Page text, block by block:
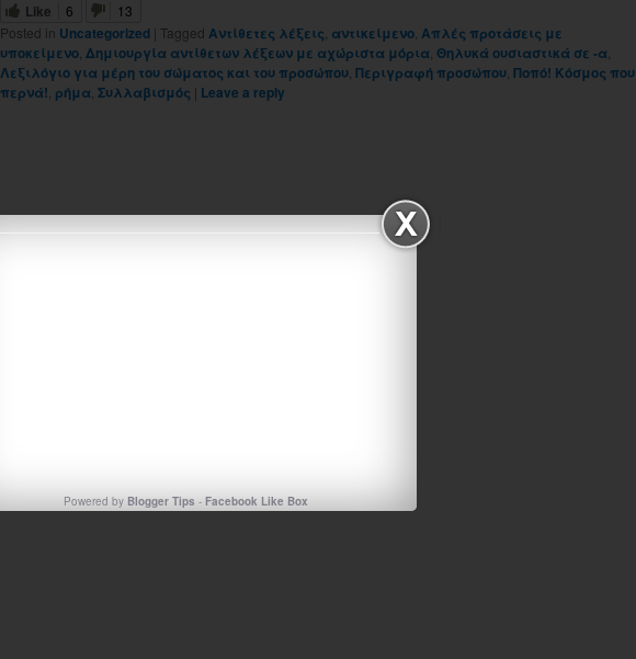
Like 6
13
Posted in Uncategorized | Tagged Αντίθετες λέξεις αντικείμενο Απλές προτάσεις με
υποκείμενο Δημιουργία αντίθετων λέξεων με αχώριστα μόρια Θηλυκά ουσιαστικά σε -α
Λεξιλόγιο για μέρη του σώματος και του προσώπου Περιγραφή προσώπου Ποπό! Κόσμος που
περνά! ρήμα Συλλαβισμός | Leave a reply
Powered byBlogger Tips -Facebook Like Box